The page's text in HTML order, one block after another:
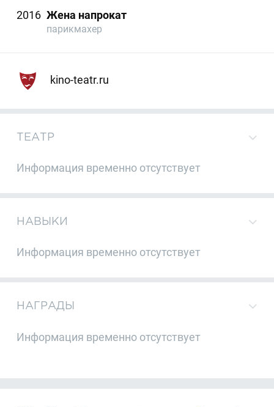
2016 Жена напрокат
парикмахер
kino-teatr.ru
ТЕАТР
Информация временно отсутствует
НАВЫКИ
Информация временно отсутствует
НАГРАДЫ
Информация временно отсутствует